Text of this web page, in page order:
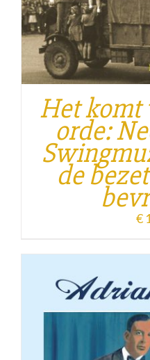
Het komt
orde:
de
€